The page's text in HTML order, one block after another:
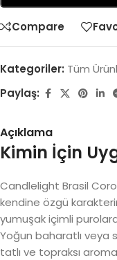
Compare
Kategoriler: Tüm
Paylaş:
Açıklama
Kimin İçin
Candlelight Brasil
kendine özgü
yumuşak içimli
Yoğun baharatlı veya
tatlı ve topraksı